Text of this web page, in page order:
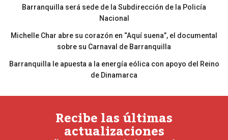
Barranquilla será sede de la Subdirección de la Policía
Nacional
Michelle Char abre su corazón en “Aquí suena”, el documental
sobre su Carnaval de Barranquilla
Barranquilla le apuesta a la energía eólica con apoyo del Reino
de Dinamarca
Recibe las últimas
actualizaciones